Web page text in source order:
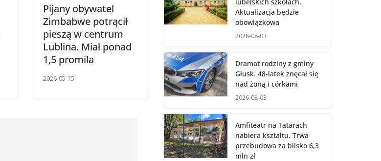
Pijany obywatel
Zimbabwe potrącił
pieszą w centrum
Lublina. Miał ponad
1,5 promila
2026-05-15
Aktualizacja będzie
obowiązkowa
2026-08-03
Dramat rodziny z gminy
Głusk. 48-latek znęcał się
nad żoną i córkami
2026-08-03
Amfiteatr na Tatarach
nabiera kształtu. Trwa
przebudowa za blisko 6,3
mln zł